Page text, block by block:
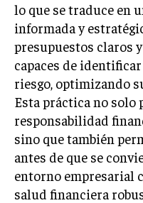
LIFESTYLE
MARKETING
ESTRATEGIAS DE
AGENCIAS DE
AGENCIAS DE
VENTA DE
lo que se traduce en
informada y
presupuestos claros
capaces de
riesgo, optimizando
Esta práctica no solo
responsabilidad
sino que también
antes de que se
entorno empresarial
salud financiera